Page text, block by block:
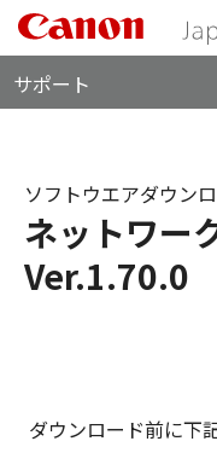
サポート
ネットワー
Ver.1.70.0
ソフトウエアダウン
ダウンロード前に下